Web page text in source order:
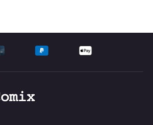
UNTERSTÜTZTE